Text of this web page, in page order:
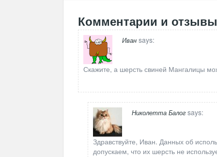
Комментарии и отзывы
Иван says:
Скажите, а шерсть свиней Мангалицы
Николетта Балог says:
Здравствуйте, Иван. Данных об
допускаем, что их шерсть не